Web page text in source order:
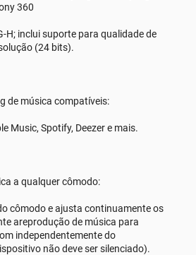
360
H; inclui suporte para qualidade de
(24 bits).
de música compatíveis:
Music, Spotify, Deezer e mais.
a qualquer cômodo:
cômodo e ajusta continuamente os
areprodução de música para
independentemente do
não deve ser silenciado).